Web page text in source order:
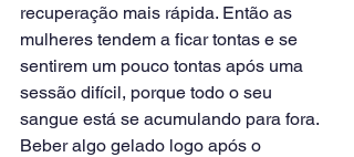
recuperação mais rápida. Então as
mulheres tendem a ficar tontas e se
sentirem um pouco tontas após uma
sessão difícil, porque todo o seu
sangue está se acumulando para fora.
Beber algo gelado logo após o